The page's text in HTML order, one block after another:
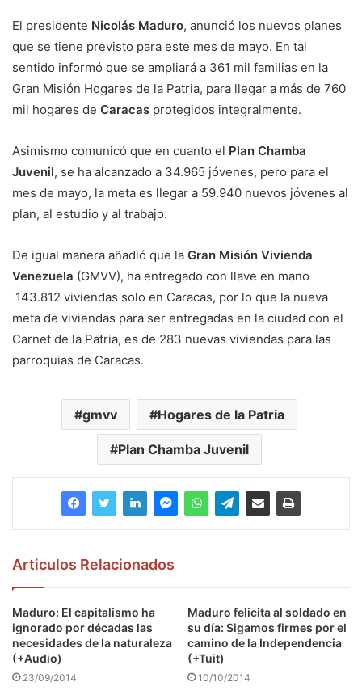
El presidente Nicolás Maduro, anunció los nuevos planes
que se tiene previsto para este mes de mayo. En tal
sentido informó que se ampliará a 361 mil familias en la
Gran Misión Hogares de la Patria, para llegar a más de 760
mil hogares de Caracas protegidos integralmente.
Asimismo comunicó que en cuanto el Plan Chamba
Juvenil, se ha alcanzado a 34.965 jóvenes, pero para el
mes de mayo, la meta es llegar a 59.940 nuevos jóvenes al
plan, al estudio y al trabajo.
De igual manera añadió que la Gran Misión Vivienda
Venezuela (GMVV), ha entregado con llave en mano
143.812 viviendas solo en Caracas, por lo que la nueva
meta de viviendas para ser entregadas en la ciudad con el
Carnet de la Patria, es de 283 nuevas viviendas para las
parroquias de Caracas.
gmvv Hogares de la Patria
Plan Chamba Juvenil
Articulos Relacionados
Maduro: El capitalismo ha
ignorado por décadas las
necesidades de la naturaleza
(+Audio)
23/09/2014
Maduro felicita al soldado en
su día: Sigamos firmes por el
camino de la Independencia
(+Tuit)
10/10/2014